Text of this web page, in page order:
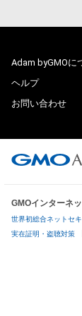
Adam byGMOに
ヘルプ
お問い合わせ
GMOインターネ
世界初総合ネットセ
実在証明・盗聴対策